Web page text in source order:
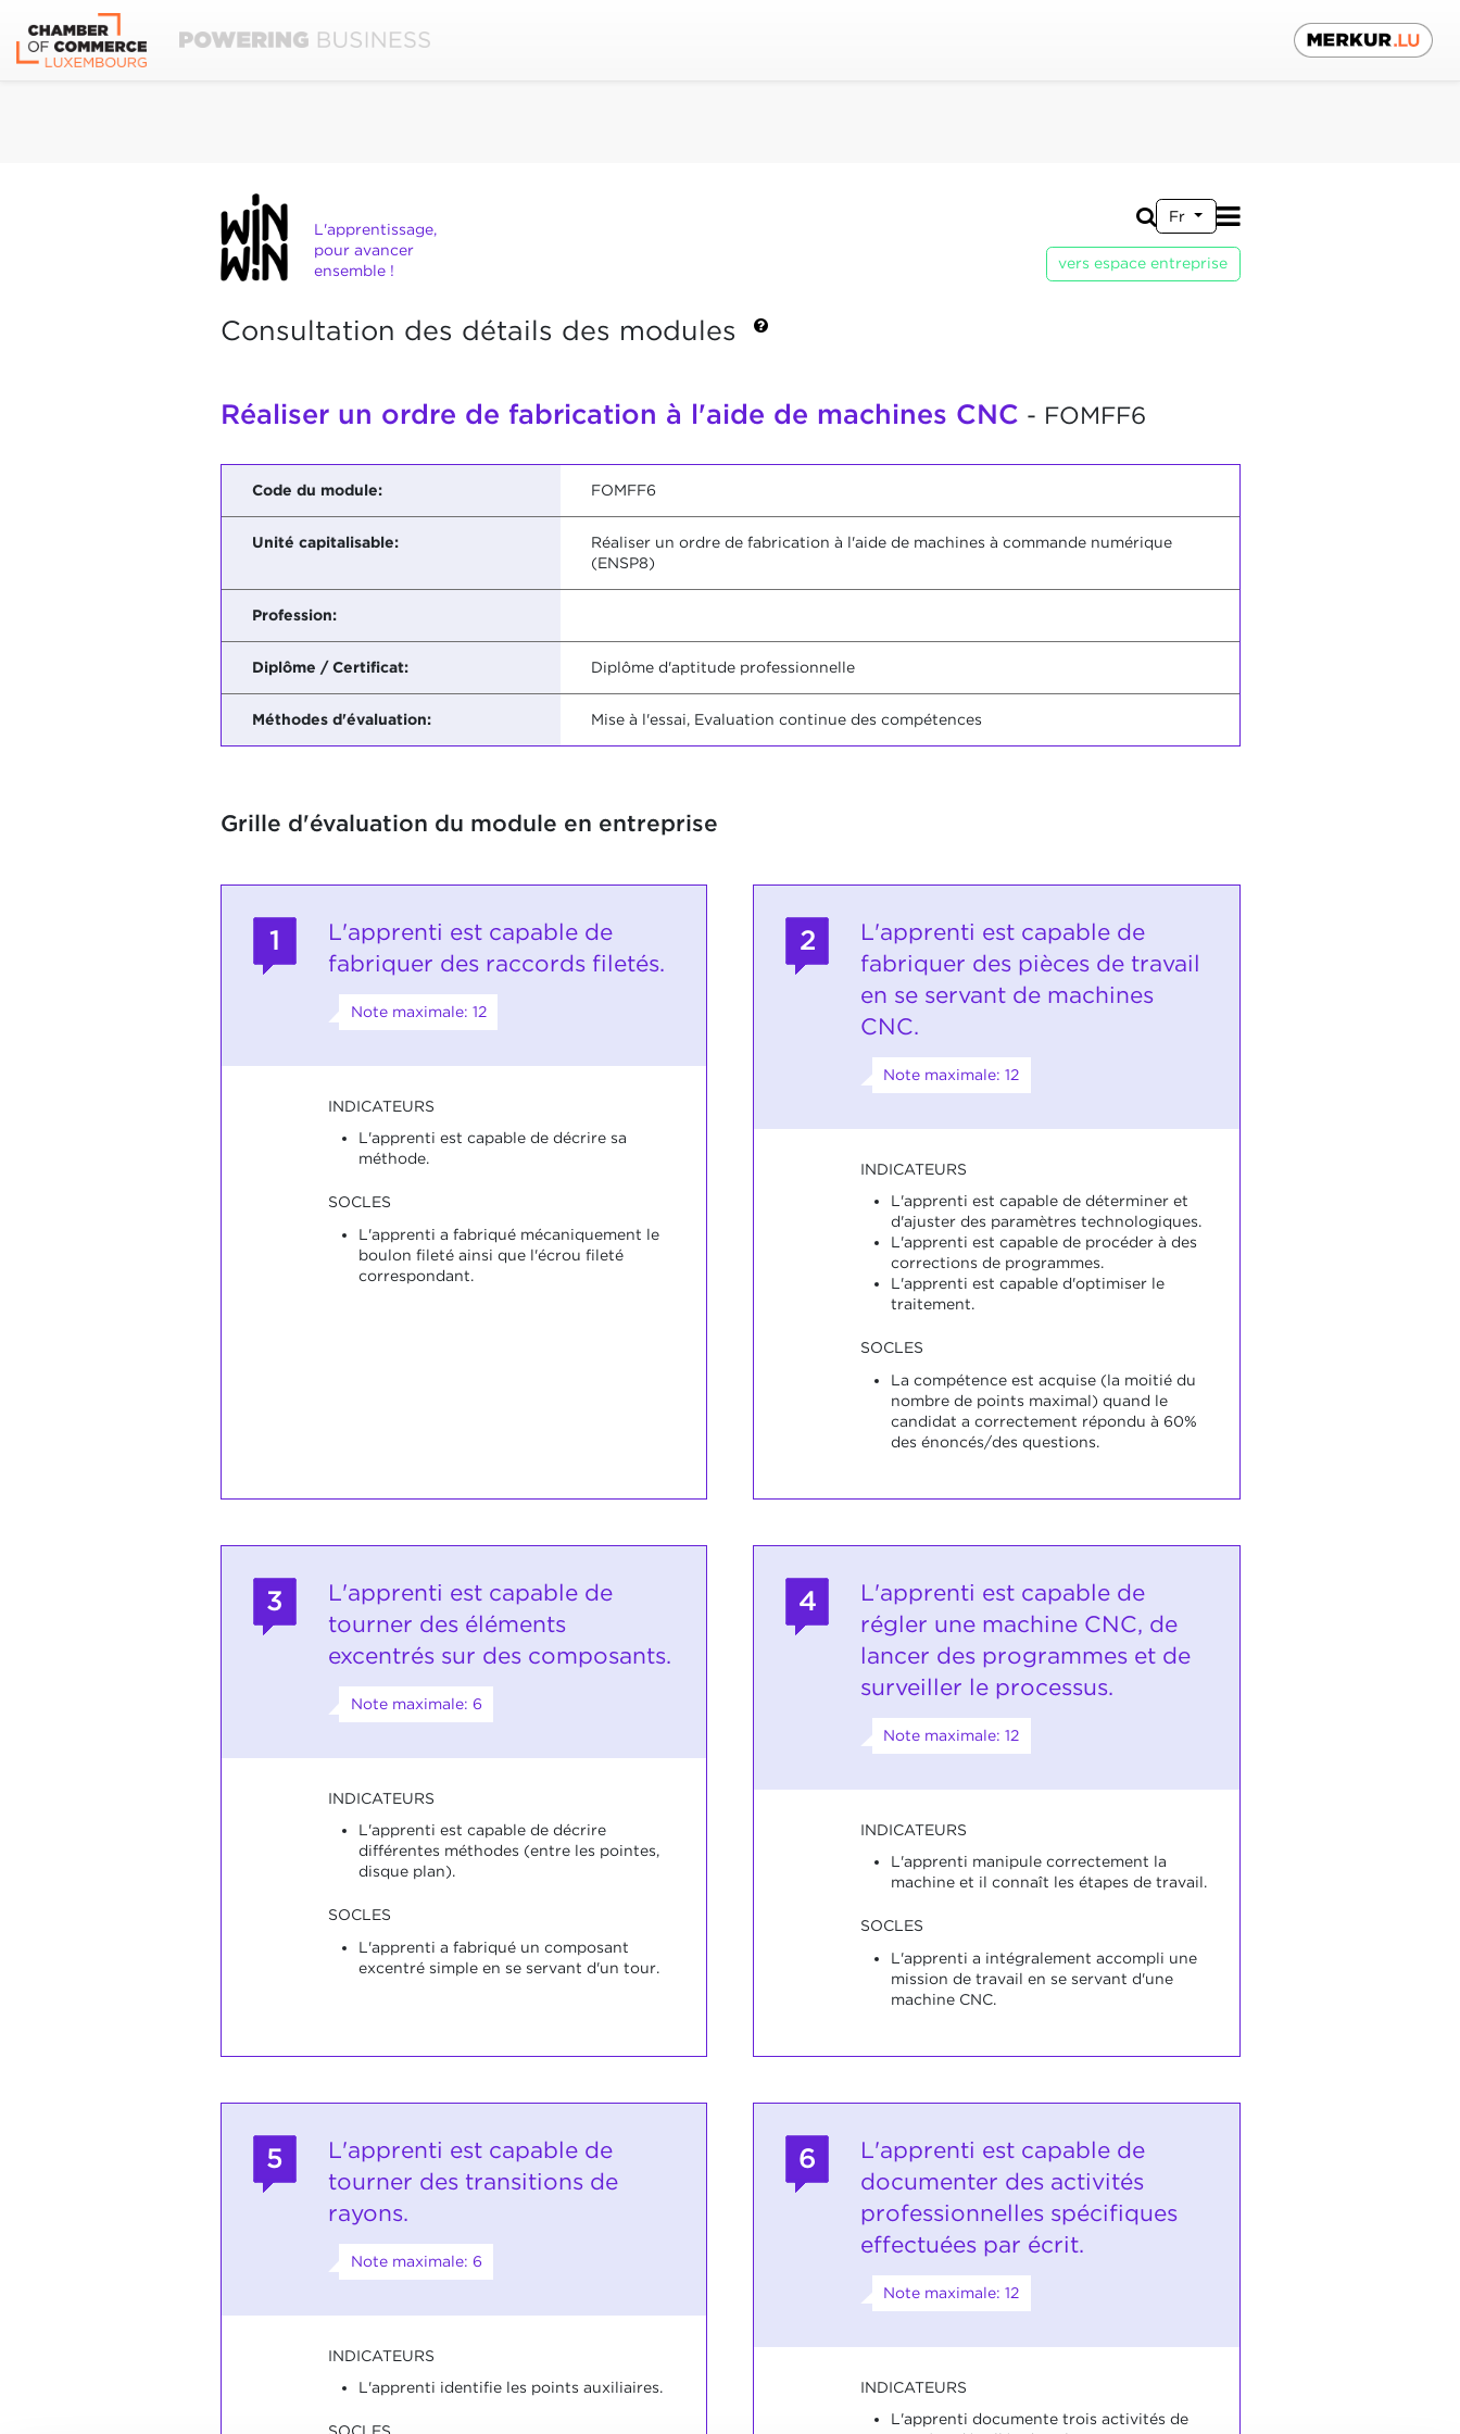
L'apprentissage,
pour avancer
ensemble !
Fr
vers espace entreprise
Consultation des détails des modules
Réaliser un ordre de fabrication à l'aide de machines CNC - FOMFF6
Code du module: FOMFF6
Unité capitalisable:
Réaliser un ordre de fabrication à l'aide de machines à commande numérique
(ENSP8)
Profession:
Diplôme / Certificat: Diplôme d'aptitude professionnelle
Méthodes d'évaluation: Mise à l'essai, Evaluation continue des compétences
Grille d'évaluation du module en entreprise
1
L'apprenti est capable de
fabriquer des raccords filetés.
Note maximale: 12
INDICATEURS
L'apprenti est capable de décrire sa
méthode.
SOCLES
L'apprenti a fabriqué mécaniquement le
boulon fileté ainsi que l'écrou fileté
correspondant.
2
L'apprenti est capable de
fabriquer des pièces de travail
en se servant de machines
CNC.
Note maximale: 12
INDICATEURS
L'apprenti est capable de déterminer et
d'ajuster des paramètres technologiques.
L'apprenti est capable de procéder à des
corrections de programmes.
L'apprenti est capable d'optimiser le
traitement.
SOCLES
La compétence est acquise (la moitié du
nombre de points maximal) quand le
candidat a correctement répondu à 60%
des énoncés/des questions.
3
L'apprenti est capable de
tourner des éléments
excentrés sur des composants.
Note maximale: 6
INDICATEURS
L'apprenti est capable de décrire
différentes méthodes (entre les pointes,
disque plan).
SOCLES
L'apprenti a fabriqué un composant
excentré simple en se servant d'un tour.
4
L'apprenti est capable de
régler une machine CNC, de
lancer des programmes et de
surveiller le processus.
Note maximale: 12
INDICATEURS
L'apprenti manipule correctement la
machine et il connaît les étapes de travail.
SOCLES
L'apprenti a intégralement accompli une
mission de travail en se servant d'une
machine CNC.
5
L'apprenti est capable de
tourner des transitions de
rayons.
Note maximale: 6
INDICATEURS
L'apprenti identifie les points auxiliaires.
6
L'apprenti est capable de
documenter des activités
professionnelles spécifiques
effectuées par écrit.
Note maximale: 12
INDICATEURS
L'apprenti documente trois activités de